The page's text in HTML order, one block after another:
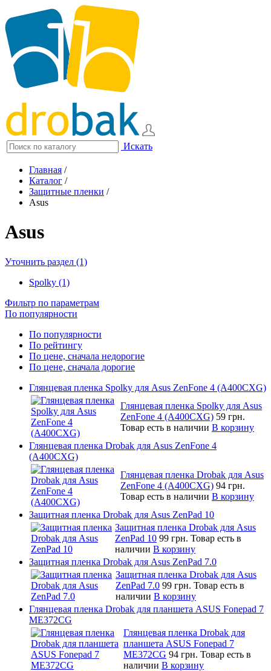
Искать
Главная /
Каталог /
Защитные пленки /
Asus
Asus
Уточнить раздел (1)
Spolky (1)
Фильтр по параметрам
По популярности
По популярности
По рейтингу
По цене, сначала недорогие
По цене, сначала дорогие
Глянцевая пленка Spolky для Asus ZenFone 4 (A400CXG)
Глянцевая пленка Spolky для Asus
ZenFone 4 (A400CXG) 59 грн.
Товар есть в наличии В корзину
Глянцевая пленка Drobak для Asus ZenFone 4
(A400CXG)
Глянцевая пленка Drobak для Asus
ZenFone 4 (A400CXG) 94 грн.
Товар есть в наличии В корзину
Защитная пленка Drobak для Asus ZenPad 10
Защитная пленка Drobak для Asus
ZenPad 10 99 грн. Товар есть в
наличии В корзину
Защитная пленка Drobak для Asus ZenPad 7.0
Защитная пленка Drobak для Asus
ZenPad 7.0 99 грн. Товар есть в
наличии В корзину
Глянцевая пленка Drobak для планшета ASUS Fonepad 7
ME372CG
Глянцевая пленка Drobak для
планшета ASUS Fonepad 7
ME372CG 94 грн. Товар есть в
наличии В корзину